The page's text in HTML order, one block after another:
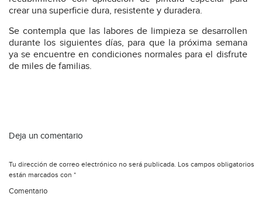
crear una superficie dura, resistente y duradera.
Se contempla que las labores de limpieza se desarrollen
durante los siguientes días, para que la próxima semana
ya se encuentre en condiciones normales para el disfrute
de miles de familias.
Deja un comentario
Tu dirección de correo electrónico no será publicada. Los campos obligatorios
están marcados con *
Comentario